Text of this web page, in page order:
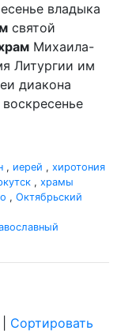
владыка
святой
Михаила-
Литургии им
диакона
, иерей , хиротония
, храмы
, Октябрьский
Сортировать